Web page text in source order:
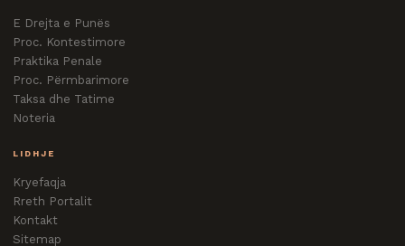
E Drejta e Punës
Proc. Kontestimore
Praktika Penale
Proc. Përmbarimore
Taksa dhe Tatime
Noteria
LIDHJE
Kryefaqja
Rreth Portalit
Kontakt
Sitemap